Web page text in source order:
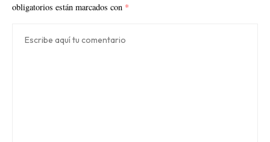
obligatorios están marcados con *